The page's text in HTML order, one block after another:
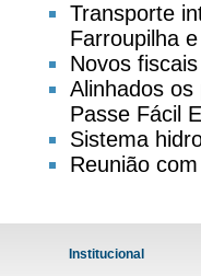
Transporte
Farroupilha
Novos
Alinhados
Passe Fácil
Sistema
Reunião
Institucional